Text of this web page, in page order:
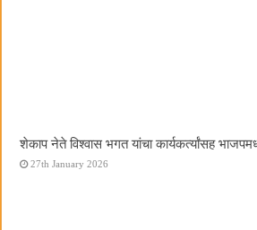
शेकाप नेते विश्वास भगत यांचा कार्यकर्त्यांसह
27th January 2026